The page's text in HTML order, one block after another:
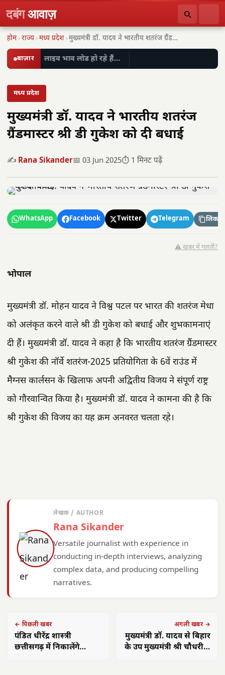
दबंगआवाज़
होम ›राज्य ›मध्य प्रदेश › मुख्यमंत्री डॉ. यादव ने भारतीय शतरंज ग्रैंडमास्टर श्री…
बाज़ार लाइव भाव लोड हो रहे हैं…
मध्य प्रदेश
मुख्यमंत्री डॉ. यादव ने भारतीय शतरंज
ग्रैंडमास्टर श्री डी गुकेश को दी बधाई
✍️ Rana Sikander📅 03 Jun 2025⏱️ 1 मिनट पढ़ें
WhatsApp Facebook Twitter Telegram लिंक
⚠️ खबर में गलती?
भोपाल
मुख्यमंत्री डॉ. मोहन यादव ने विश्व पटल पर भारत की शतरंज मेधा
को अलंकृत करने वाले श्री डी गुकेश को बधाई और शुभकामनाएं
दी हैं। मुख्यमंत्री डॉ. यादव ने कहा है कि भारतीय शतरंज ग्रैंडमास्टर
श्री गुकेश की नॉर्वे शतरंज-2025 प्रतियोगिता के 6वें राउंड में
मैग्नस कार्लसन के खिलाफ अपनी अद्वितीय विजय ने संपूर्ण राष्ट्र
को गौरवान्वित किया है। मुख्यमंत्री डॉ. यादव ने कामना की है कि
श्री गुकेश की विजय का यह क्रम अनवरत चलता रहे।
लेखक / AUTHOR
Rana Sikander
Versatile journalist with experience in
conducting in-depth interviews, analyzing
complex data, and producing compelling
narratives.
← पिछली खबर
पंडित धीरेंद्र शास्त्री
छत्तीसगढ़ में निकालेंगे
अगली खबर →
मुख्यमंत्री डॉ. यादव से बिहार
के उप मुख्यमंत्री श्री चौधरी ने